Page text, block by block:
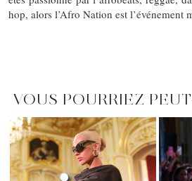
hop, alors l’Afro Nation est l’événement
VOUS POURRIEZ